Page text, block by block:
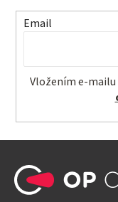
Email
Vložením e-mailu